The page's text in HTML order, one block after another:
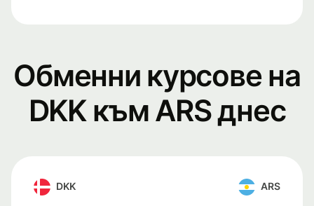
Обменни курсове на
DKK към ARS днес
DKK ARS